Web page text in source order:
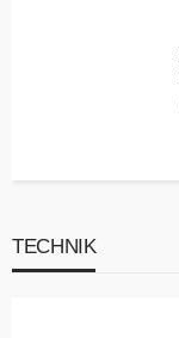
TECHNIK